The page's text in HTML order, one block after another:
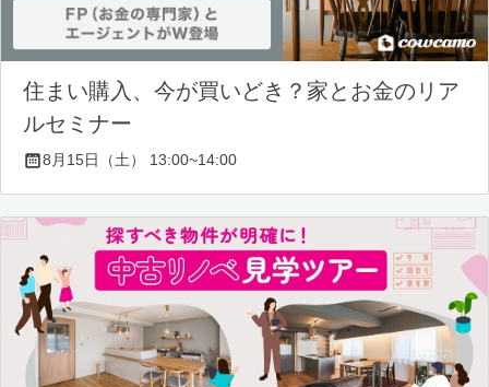
住まい購入、今が買いどき？家とお金のリア
ルセミナー
8月15日（土） 13:00~14:00